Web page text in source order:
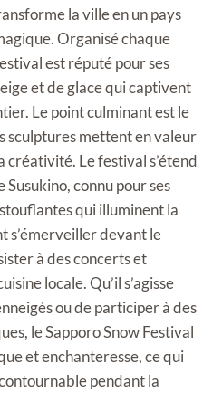
la ville en un pays
Organisé chaque
est réputé pour ses
et de glace qui captivent
Le point culminant est le
sculptures mettent en valeur
créativité. Le festival s’étend
connu pour ses
qui illuminent la
s’émerveiller devant le
à des concerts et
locale. Qu’il s’agisse
ou de participer à des
le Sapporo Snow Festival
et enchanteresse, ce qui
pendant la